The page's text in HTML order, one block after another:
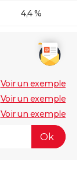
4,4 %
Voir un exemple
Voir un exemple
Voir un exemple